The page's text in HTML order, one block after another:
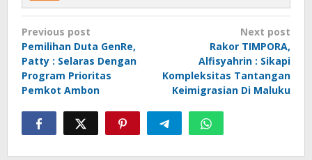
Post
navigation
Previous post
Pemilihan Duta GenRe,
Patty : Selaras Dengan
Program Prioritas
Pemkot Ambon
Next post
Rakor TIMPORA,
Alfisyahrin : Sikapi
Kompleksitas Tantangan
Keimigrasian Di Maluku